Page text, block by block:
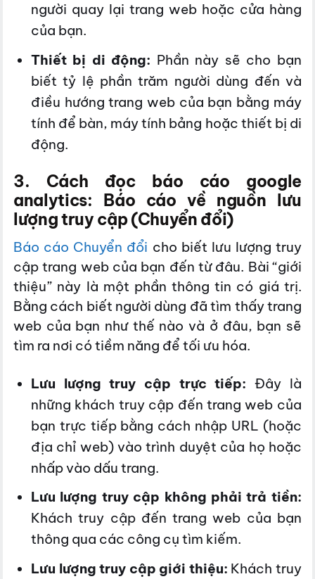
người quay lại trang web hoặc cửa hàng
của bạn.
Thiết bị di động: Phần này sẽ cho bạn
biết tỷ lệ phần trăm người dùng đến và
điều hướng trang web của bạn bằng máy
tính để bàn, máy tính bảng hoặc thiết bị di
động.
3. Cách đọc báo cáo google
analytics: Báo cáo về nguồn lưu
lượng truy cập (Chuyển đổi)
Báo cáo Chuyển đổi cho biết lưu lượng truy
cập trang web của bạn đến từ đâu. Bài “giới
thiệu” này là một phần thông tin có giá trị.
Bằng cách biết người dùng đã tìm thấy trang
web của bạn như thế nào và ở đâu, bạn sẽ
tìm ra nơi có tiềm năng để tối ưu hóa.
Lưu lượng truy cập trực tiếp: Đây là
những khách truy cập đến trang web của
bạn trực tiếp bằng cách nhập URL (hoặc
địa chỉ web) vào trình duyệt của họ hoặc
nhấp vào dấu trang.
Lưu lượng truy cập không phải trả tiền:
Khách truy cập đến trang web của bạn
thông qua các công cụ tìm kiếm.
Lưu lượng truy cập giới thiệu: Khách truy